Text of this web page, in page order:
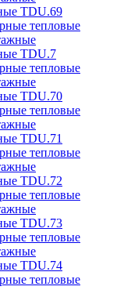
TDU.69
тепловые
TDU.7
тепловые
TDU.70
тепловые
TDU.71
тепловые
TDU.72
тепловые
TDU.73
тепловые
TDU.74
тепловые